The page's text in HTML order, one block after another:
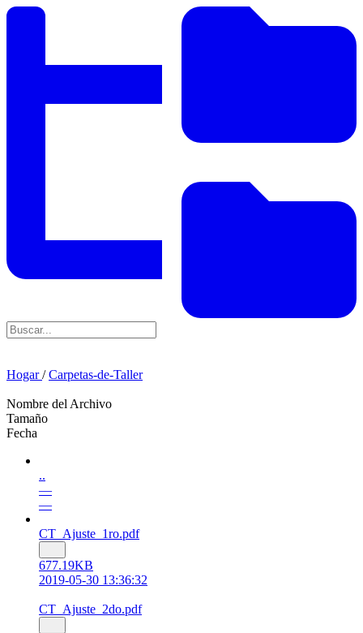
Hogar/Carpetas-de-Taller
Nombre del Archivo
Tamaño
Fecha
..
—
—
CT_Ajuste_1ro.pdf
677.19KB
2019-05-30 13:36:32
CT_Ajuste_2do.pdf